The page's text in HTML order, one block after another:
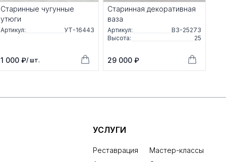
Старинные чугунные
утюги
Артикул: УТ-16443
1 000 ₽/ шт.
Старинная декоративная
ваза
Артикул:
ВЗ-25273
Высота:
25
29 000 ₽
УСЛУГИ
Реставрация
Мастер-классы